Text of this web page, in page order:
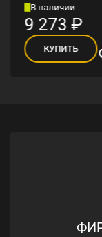
В наличии
9 273₽
КУПИТЬ